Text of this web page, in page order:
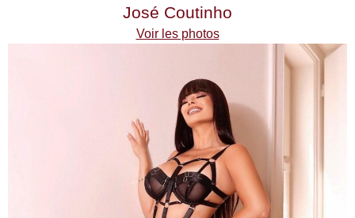
José Coutinho
Voir les photos